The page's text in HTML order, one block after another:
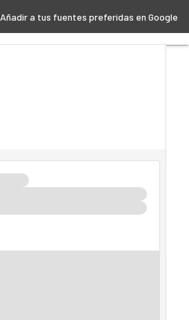
Añadir a tus fuentes preferidas en Google